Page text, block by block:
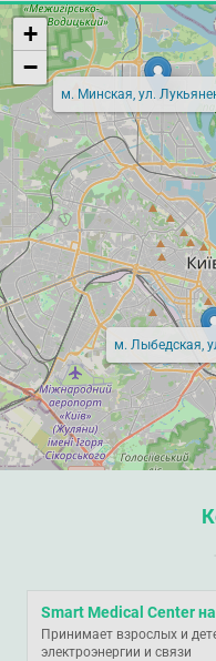
м. Минская, ул.
м. Лыбедская,
+
−
Smart Medical Center
Принимает взрослых и
электроэнергии и связи